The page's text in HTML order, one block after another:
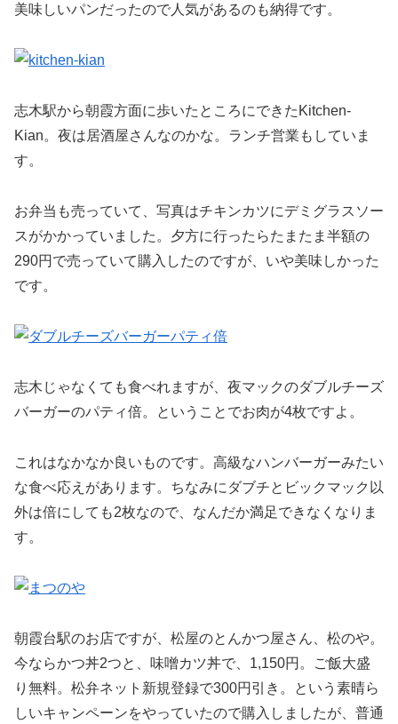
美味しいパンだったので人気があるのも納得です。
志木駅から朝霞方面に歩いたところにできたKitchen-
Kian。夜は居酒屋さんなのかな。ランチ営業もしていま
す。
お弁当も売っていて、写真はチキンカツにデミグラスソー
スがかかっていました。夕方に行ったらたまたま半額の
290円で売っていて購入したのですが、いや美味しかった
です。
志木じゃなくても食べれますが、夜マックのダブルチーズ
バーガーのパティ倍。ということでお肉が4枚ですよ。
これはなかなか良いものです。高級なハンバーガーみたい
な食べ応えがあります。ちなみにダブチとビックマック以
外は倍にしても2枚なので、なんだか満足できなくなりま
す。
朝霞台駅のお店ですが、松屋のとんかつ屋さん、松のや。
今ならかつ丼2つと、味噌カツ丼で、1,150円。ご飯大盛
り無料。松弁ネット新規登録で300円引き。という素晴ら
しいキャンペーンをやっていたので購入しましたが、普通